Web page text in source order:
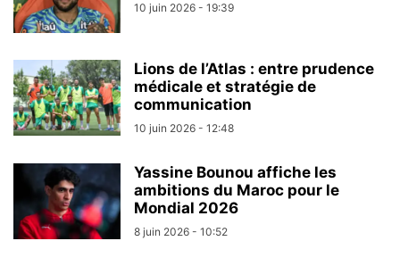
10 juin 2026 - 19:39
Lions de l’Atlas : entre prudence
médicale et stratégie de
communication
10 juin 2026 - 12:48
Yassine Bounou affiche les
ambitions du Maroc pour le
Mondial 2026
8 juin 2026 - 10:52